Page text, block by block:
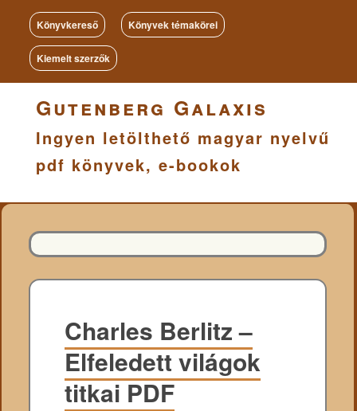
Könyvkereső Könyvek témakörei
Kiemelt szerzők
Gutenberg Galaxis
Ingyen letölthető magyar nyelvű
pdf könyvek, e-bookok
Charles Berlitz –
Elfeledett világok
titkai PDF